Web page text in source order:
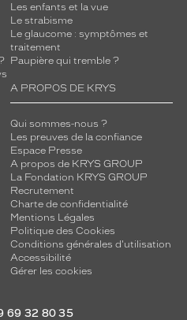
Les enfants et la vue
Le strabisme
Le glaucome : symptômes et
traitement
Paupière qui tremble ?
A PROPOS DE KRYS
Qui sommes-nous ?
Les preuves de la confiance
Espace Presse
A propos de KRYS GROUP
La Fondation KRYS GROUP
Recrutement
Charte de confidentialité
Mentions Légales
Politique des Cookies
Conditions générales d'utilisation
Accessibilité
Gérer les cookies
69 32 80 35